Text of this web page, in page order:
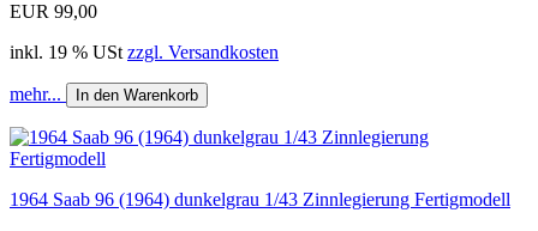
EUR 99,00
inkl. 19 % USt zzgl. Versandkosten
mehr... In den Warenkorb
1964 Saab 96 (1964) dunkelgrau 1/43 Zinnlegierung Fertigmodell